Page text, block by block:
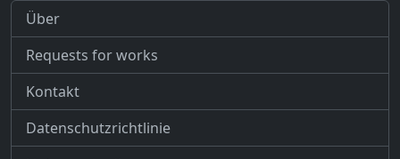
Über
Requests for works
Kontakt
Datenschutzrichtlinie